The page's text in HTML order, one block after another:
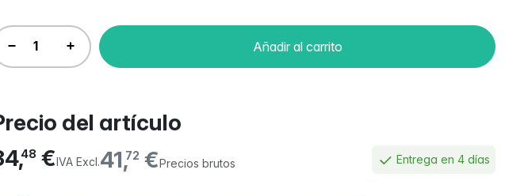
Añadir al carrito
del artículo
41,72 €Precios brutos
48 €IVA Excl. Entrega en 4 días